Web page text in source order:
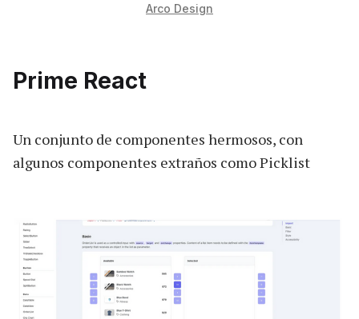
Arco Design
Prime React
Un conjunto de componentes hermosos, con
algunos componentes extraños como Picklist